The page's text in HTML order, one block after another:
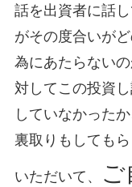
話を出資者に話
がその度合いが
為にあたらない
対してこの投資
していなかった
裏取りもしても
いただいて、
ご